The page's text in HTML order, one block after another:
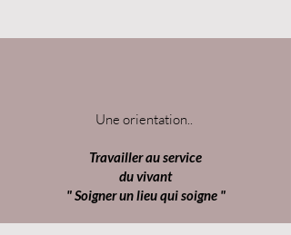
Une orientation..
Travailler au service
du vivant
" Soigner un lieu qui soigne "